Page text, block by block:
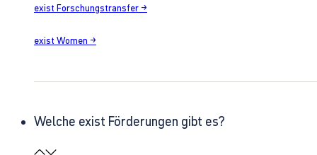
exist Forschungstransfer →
exist Women →
Welche exist Förderungen gibt es?